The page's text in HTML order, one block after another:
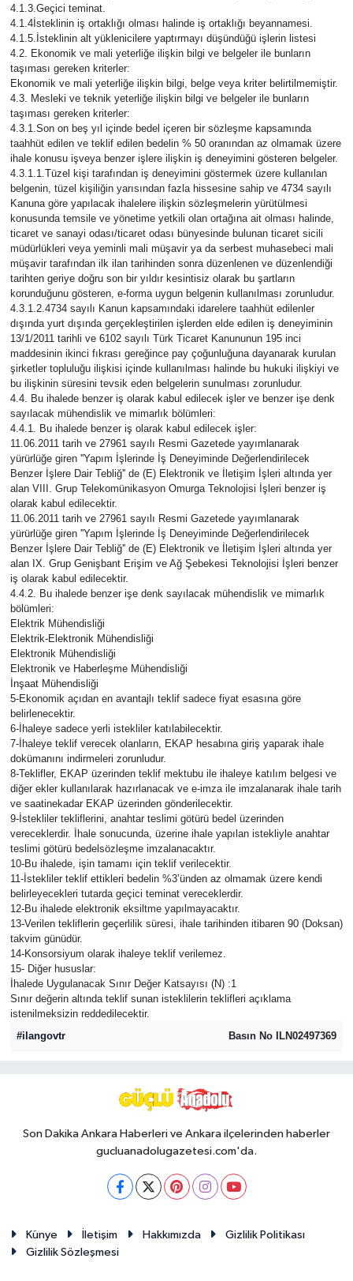
4.1.3.Geçici teminat.
4.1.4İsteklinin iş ortaklığı olması halinde iş ortaklığı beyannamesi.
4.1.5.İsteklinin alt yüklenicilere yaptırmayı düşündüğü işlerin listesi
4.2. Ekonomik ve mali yeterliğe ilişkin bilgi ve belgeler ile bunların
taşıması gereken kriterler:
Ekonomik ve mali yeterliğe ilişkin bilgi, belge veya kriter belirtilmemiştir.
4.3. Mesleki ve teknik yeterliğe ilişkin bilgi ve belgeler ile bunların
taşıması gereken kriterler:
4.3.1.Son on beş yıl içinde bedel içeren bir sözleşme kapsamında
taahhüt edilen ve teklif edilen bedelin % 50 oranından az olmamak üzere
ihale konusu işveya benzer işlere ilişkin iş deneyimini gösteren belgeler.
4.3.1.1.Tüzel kişi tarafından iş deneyimini göstermek üzere kullanılan
belgenin, tüzel kişiliğin yarısından fazla hissesine sahip ve 4734 sayılı
Kanuna göre yapılacak ihalelere ilişkin sözleşmelerin yürütülmesi
konusunda temsile ve yönetime yetkili olan ortağına ait olması halinde,
ticaret ve sanayi odası/ticaret odası bünyesinde bulunan ticaret sicili
müdürlükleri veya yeminli mali müşavir ya da serbest muhasebeci mali
müşavir tarafından ilk ilan tarihinden sonra düzenlenen ve düzenlendiği
tarihten geriye doğru son bir yıldır kesintisiz olarak bu şartların
korunduğunu gösteren, e-forma uygun belgenin kullanılması zorunludur.
4.3.1.2.4734 sayılı Kanun kapsamındaki idarelere taahhüt edilenler
dışında yurt dışında gerçekleştirilen işlerden elde edilen iş deneyiminin
13/1/2011 tarihli ve 6102 sayılı Türk Ticaret Kanununun 195 inci
maddesinin ikinci fıkrası gereğince pay çoğunluğuna dayanarak kurulan
şirketler topluluğu ilişkisi içinde kullanılması halinde bu hukuki ilişkiyi ve
bu ilişkinin süresini tevsik eden belgelerin sunulması zorunludur.
4.4. Bu ihalede benzer iş olarak kabul edilecek işler ve benzer işe denk
sayılacak mühendislik ve mimarlık bölümleri:
4.4.1. Bu ihalede benzer iş olarak kabul edilecek işler:
11.06.2011 tarih ve 27961 sayılı Resmi Gazetede yayımlanarak
yürürlüğe giren ''Yapım İşlerinde İş Deneyiminde Değerlendirilecek
Benzer İşlere Dair Tebliğ'' de (E) Elektronik ve İletişim İşleri altında yer
alan VIII. Grup Telekomünikasyon Omurga Teknolojisi İşleri benzer iş
olarak kabul edilecektir.
11.06.2011 tarih ve 27961 sayılı Resmi Gazetede yayımlanarak
yürürlüğe giren ''Yapım İşlerinde İş Deneyiminde Değerlendirilecek
Benzer İşlere Dair Tebliğ'' de (E) Elektronik ve İletişim İşleri altında yer
alan IX. Grup Genişbant Erişim ve Ağ Şebekesi Teknolojisi İşleri benzer
iş olarak kabul edilecektir.
4.4.2. Bu ihalede benzer işe denk sayılacak mühendislik ve mimarlık
bölümleri:
Elektrik Mühendisliği
Elektrik-Elektronik Mühendisliği
Elektronik Mühendisliği
Elektronik ve Haberleşme Mühendisliği
İnşaat Mühendisliği
5-Ekonomik açıdan en avantajlı teklif sadece fiyat esasına göre
belirlenecektir.
6-İhaleye sadece yerli istekliler katılabilecektir.
7-İhaleye teklif verecek olanların, EKAP hesabına giriş yaparak ihale
dokümanını indirmeleri zorunludur.
8-Teklifler, EKAP üzerinden teklif mektubu ile ihaleye katılım belgesi ve
diğer ekler kullanılarak hazırlanacak ve e-imza ile imzalanarak ihale tarih
ve saatinekadar EKAP üzerinden gönderilecektir.
9-İstekliler tekliflerini, anahtar teslimi götürü bedel üzerinden
vereceklerdir. İhale sonucunda, üzerine ihale yapılan istekliyle anahtar
teslimi götürü bedelsözleşme imzalanacaktır.
10-Bu ihalede, işin tamamı için teklif verilecektir.
11-İstekliler teklif ettikleri bedelin %3’ünden az olmamak üzere kendi
belirleyecekleri tutarda geçici teminat vereceklerdir.
12-Bu ihalede elektronik eksiltme yapılmayacaktır.
13-Verilen tekliflerin geçerlilik süresi, ihale tarihinden itibaren 90 (Doksan)
takvim günüdür.
14-Konsorsiyum olarak ihaleye teklif verilemez.
15- Diğer hususlar:
İhalede Uygulanacak Sınır Değer Katsayısı (N) :1
Sınır değerin altında teklif sunan isteklilerin teklifleri açıklama
istenilmeksizin reddedilecektir.
#ilangovtr
Basın No ILN02497369
Son Dakika Ankara Haberleri ve Ankara ilçelerinden haberler
gucluanadolugazetesi.com'da.
Künye İletişim Hakkımızda
Gizlilik Politikası
Gizlilik Sözleşmesi
Yaşam-Çevre